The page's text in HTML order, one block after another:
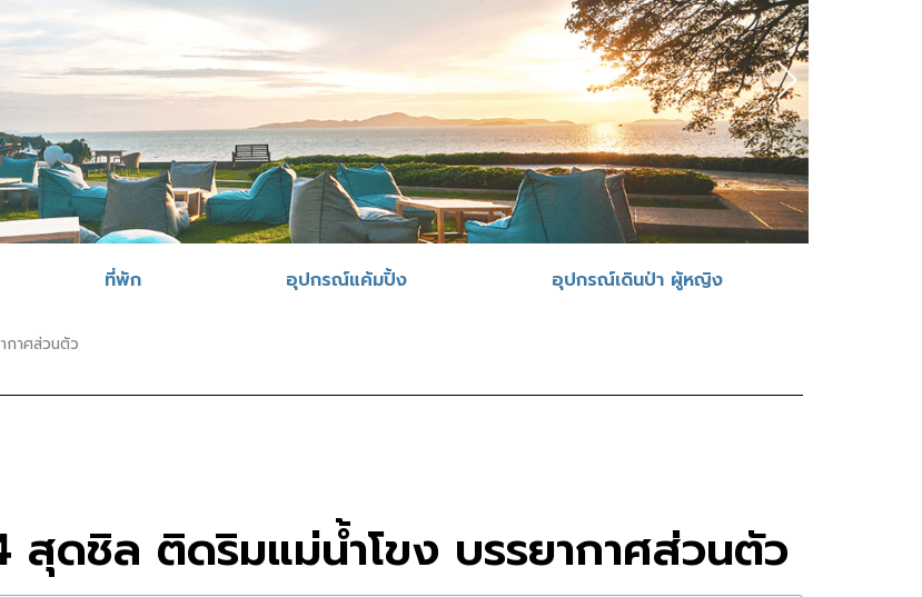
ที่พัก อุปกรณ์แค้มปิ้ง อุปกรณ์เดินป่า ผู้หญิง
กาศส่วนตัว
ดชิล ติดริมแม่น้ำโขง บรรยากาศส่วนตัว